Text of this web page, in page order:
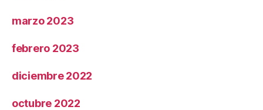
marzo 2023
febrero 2023
diciembre 2022
octubre 2022